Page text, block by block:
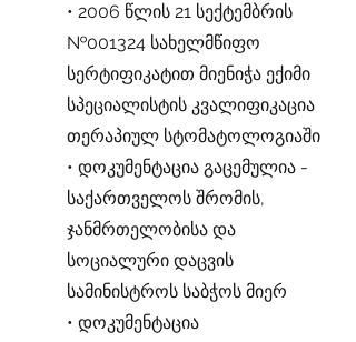
• 2006 წლის 21 სექტემბრის
№001324 სახელმწიფო
სერტიფიკატით მიენიჭა ექიმი
სპეციალისტის კვალიფიკაცია
თერაპიულ სტომატოლოგიაში
• დოკუმენტაცია გაცემულია -
საქართველოს შრომის,
ჯანმრთელობისა და
სოციალური დაცვის
სამინისტროს საბჭოს მიერ
• დოკუმენტაცია